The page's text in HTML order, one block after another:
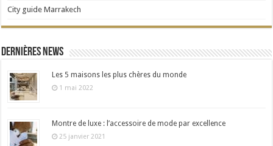
City guide Marrakech
Dernières news
Les 5 maisons les plus chères du monde
1 mai 2022
Montre de luxe : l’accessoire de mode par excellence
25 janvier 2021